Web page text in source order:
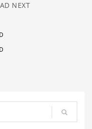
NEXT